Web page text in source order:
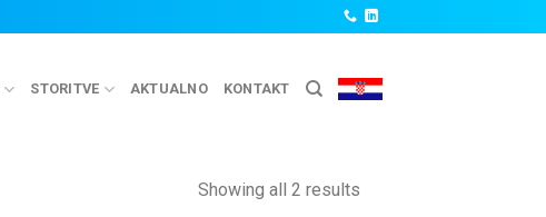
STORITVE AKTUALNO KONTAKT
Showing all 2 results